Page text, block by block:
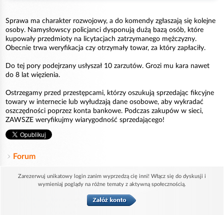
Sprawa ma charakter rozwojowy, a do komendy zgłaszają się kolejne
osoby. Namysłowscy policjanci dysponują dużą bazą osób, które
kupowały przedmioty na licytacjach zatrzymanego mężczyzny.
Obecnie trwa weryfikacja czy otrzymały towar, za który zapłaciły.
Do tej pory podejrzany usłyszał 10 zarzutów. Grozi mu kara nawet
do 8 lat więzienia.
Ostrzegamy przed przestępcami, którzy oszukują sprzedając fikcyjne
towary w internecie lub wyłudzają dane osobowe, aby wykradać
oszczędności poprzez konta bankowe. Podczas zakupów w sieci,
ZAWSZE weryfikujmy wiarygodność sprzedającego!
Forum
Zarezerwuj unikatowy login zanim wyprzedzą cię inni! Włącz się do dyskusji i
wymieniaj poglądy na różne tematy z aktywną społecznością.